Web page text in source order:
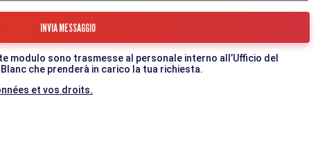
modulo sono trasmesse al personale interno all’Ufficio del
che prenderà in carico la tua richiesta.
et vos droits.